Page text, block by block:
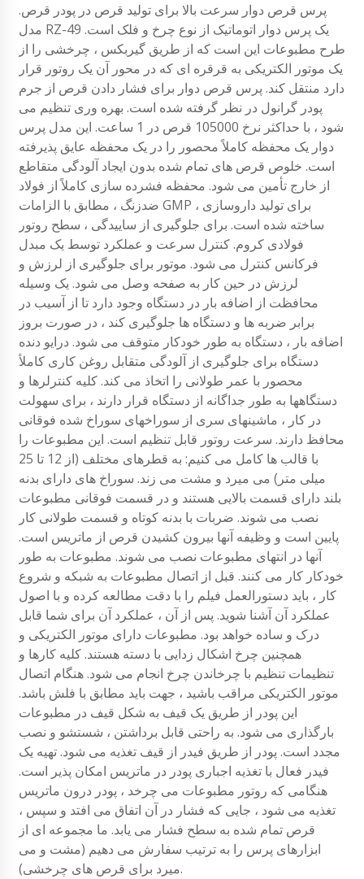
پرس قرص دوار سرعت بالا برای تولید قرص در پودر قرص.
مدل RZ-49 یک پرس دوار اتوماتیک از نوع چرخ و فلک است.
طرح مطبوعات این است که از طریق گیربکس ، چرخشی را از
یک موتور الکتریکی به قرقره ای که در محور آن یک روتور قرار
دارد منتقل کند. پرس قرص دوار برای فشار دادن قرص از جرم
پودر گرانول در نظر گرفته شده است. بهره وری تنظیم می
شود ، با حداکثر نرخ 105000 قرص در 1 ساعت. این مدل پرس
دوار یک محفظه کاملاً محصور را در یک محفظه عایق پذیرفته
است. خلوص قرص های تمام شده بدون ایجاد آلودگی متقاطع
از خارج تأمین می شود. محفظه فشرده سازی کاملاً از فولاد
ضدزنگ ، مطابق با الزامات GMP ، برای تولید داروسازی
ساخته شده است. برای جلوگیری از ساییدگی ، سطح روتور
فولادی کروم. کنترل سرعت و عملکرد توسط یک مبدل
فرکانس کنترل می شود. موتور برای جلوگیری از لرزش و
لرزش در حین کار به صفحه وصل می شود. یک وسیله
محافظت از اضافه بار در دستگاه وجود دارد تا از آسیب در
برابر ضربه ها و دستگاه ها جلوگیری کند ، در صورت بروز
اضافه بار ، دستگاه به طور خودکار متوقف می شود. درایو دنده
دستگاه برای جلوگیری از آلودگی متقابل روغن کاری کاملاً
محصور با عمر طولانی را اتخاذ می کند. کلیه کنترلرها و
دستگاهها به طور جداگانه از دستگاه قرار دارند ، برای سهولت
در کار ، ماشینهای سری از سوراخهای سوراخ شده فوقانی
محافظ دارند. سرعت روتور قابل تنظیم است. این مطبوعات را
با قالب ها کامل می کنیم: به قطرهای مختلف (از 12 تا 25
میلی متر) می میرد و مشت می زند. سوراخ های دارای بدنه
بلند دارای قسمت بالایی هستند و در قسمت فوقانی مطبوعات
نصب می شوند. ضربات با بدنه کوتاه و قسمت طولانی کار
پایین است و وظیفه آنها بیرون کشیدن قرص از ماتریس است.
آنها در انتهای مطبوعات نصب می شوند. مطبوعات به طور
خودکار کار می کنند. قبل از اتصال مطبوعات به شبکه و شروع
کار ، باید دستورالعمل فیلم را با دقت مطالعه کرده و با اصول
عملکرد آن آشنا شوید. پس از آن ، عملکرد آن برای شما قابل
درک و ساده خواهد بود. مطبوعات دارای موتور الکتریکی و
همچنین چرخ اشکال زدایی با دسته هستند. کلیه کارها و
تنظیمات تنظیم با چرخاندن چرخ انجام می شود. هنگام اتصال
موتور الکتریکی مراقب باشید ، جهت باید مطابق با فلش باشد.
این پودر از طریق یک قیف به شکل قیف در مطبوعات
بارگذاری می شود. به راحتی قابل برداشتن ، شستشو و نصب
مجدد است. پودر از طریق فیدر از قیف تغذیه می شود. تهیه یک
فیدر فعال با تغذیه اجباری پودر در ماتریس امکان پذیر است.
هنگامی که روتور مطبوعات می چرخد ​​، پودر درون ماتریس
تغذیه می شود ، جایی که فشار در آن اتفاق می افتد و سپس ،
قرص تمام شده به سطح فشار می یابد. ما مجموعه ای از
ابزارهای پرس را به ترتیب سفارش می دهیم (مشت و می
میرد برای قرص های چرخشی).